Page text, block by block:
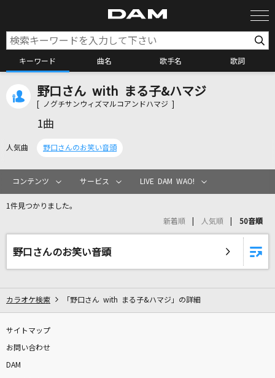
キーワード 曲名 歌手名 歌詞
カラオケ検索
カラオケリクエスト
リアルタイムで歌われている曲の一覧
中森明菜
春～spring～
野口さん with まる子&ハマジ
[ ノグチサンウィズマルコアンドハマジ ]
1曲
人気曲 野口さんのお笑い音頭
コンテンツ サービス LIVE DAM WAO!
1件見つかりました。
新着順 人気順 50音順
野口さんのお笑い音頭
カラオケ検索 「野口さん with まる子&ハマジ」の詳細
サイトマップ
お問い合わせ
DAM